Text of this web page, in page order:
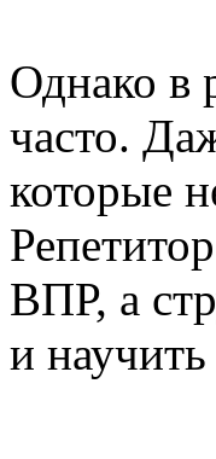
Однако в
часто.
которые
ВПР, а
и